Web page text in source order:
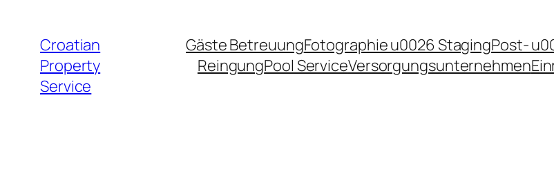
Inhalt
springen
Croatian
Property
Service
Gäste BetreuungFotographie u0026 StagingPost-
ReingungPool ServiceVersorgungsunternehmen